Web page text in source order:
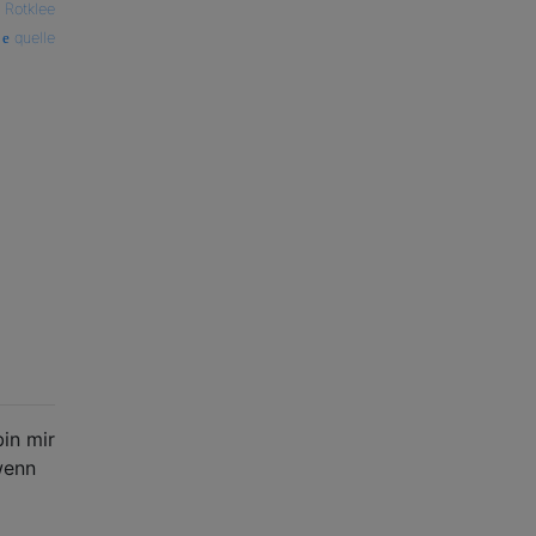
Rotklee
quelle
mir